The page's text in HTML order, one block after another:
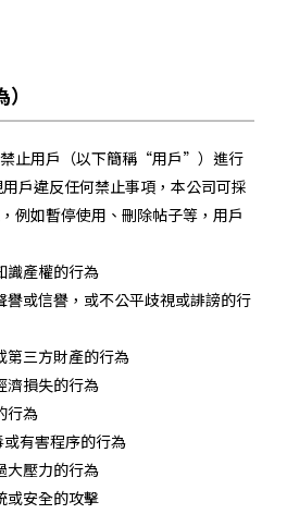
止用戶（以下簡稱“用戶”）進行
戶違反任何禁止事項，本公司可採
例如暫停使用、刪除帖子等，用戶
識產權的行為
譽或信譽，或不公平歧視或誹謗的行
第三方財產的行為
濟損失的行為
行為
有害程序的行為
大壓力的行為
或安全的攻擊